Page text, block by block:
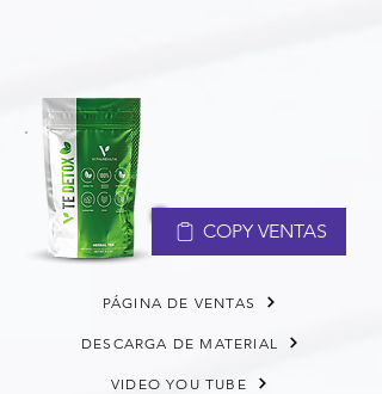
COPY VENTAS
PÁGINA DE VENTAS
DESCARGA DE MATERIAL
VIDEO YOU TUBE